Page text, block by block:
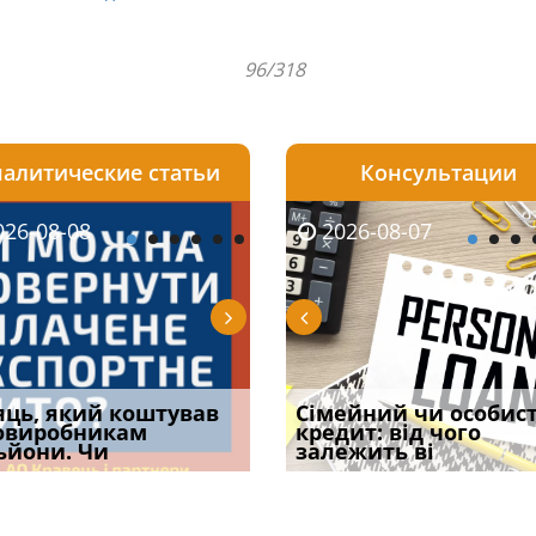
96/318
06
встановив для
шкоди
2026-08-06
Документи, на яких не
проставляється
апостиль: пер
статьи
08-08
який коштував
Чи
2026-08-07
Огляд практики ВС від
Ростислава Кравця, що
опублі
Консультации
2026-08-05
потрібна ФОП
у 2026 році:
засто
2026-08-07
Сімейний чи
кредит: від чого
залежить ві
2026-07-30
Восьмий ААС
підтвердив, що
може скас